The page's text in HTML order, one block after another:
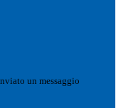
un messaggio